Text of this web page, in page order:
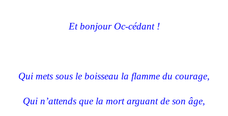
Et bonjour Oc-cédant !
Qui mets sous le boisseau la flamme du courage,
Qui n’attends que la mort arguant de son âge,